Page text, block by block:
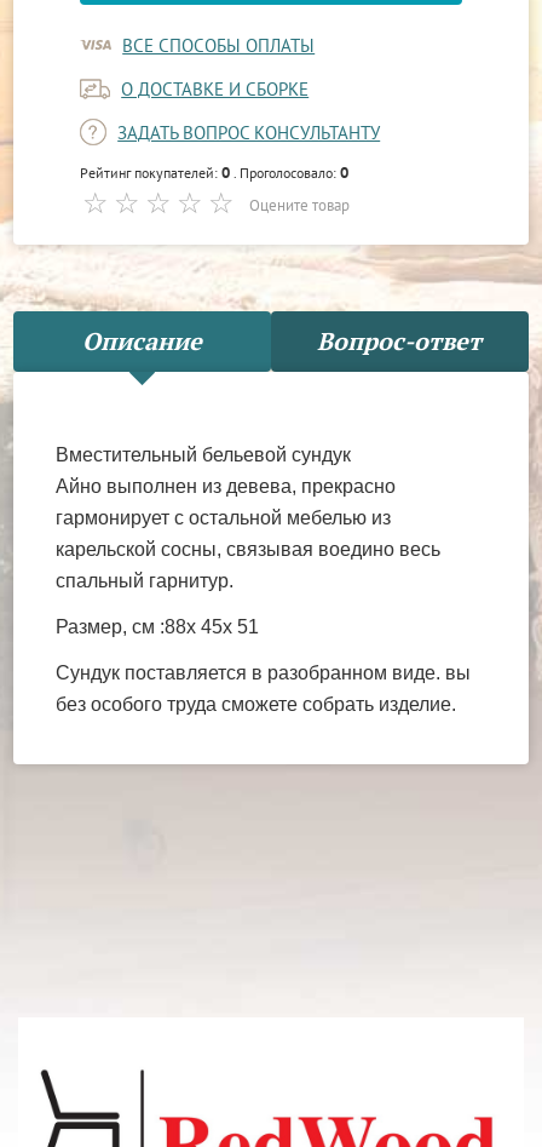
ВСЕ СПОСОБЫ ОПЛАТЫ
О ДОСТАВКЕ И СБОРКЕ
ЗАДАТЬ ВОПРОС КОНСУЛЬТАНТУ
Рейтинг покупателей:0 . Проголосовало:0
Оцените товар
Описание Вопрос-ответ
Вместительный бельевой сундук
Айно выполнен из девева, прекрасно
гармонирует с остальной мебелью из
карельской сосны, связывая воедино весь
спальный гарнитур.
Размер, см :88х 45х 51
Сундук поставляется в разобранном виде. вы
без особого труда сможете собрать изделие.